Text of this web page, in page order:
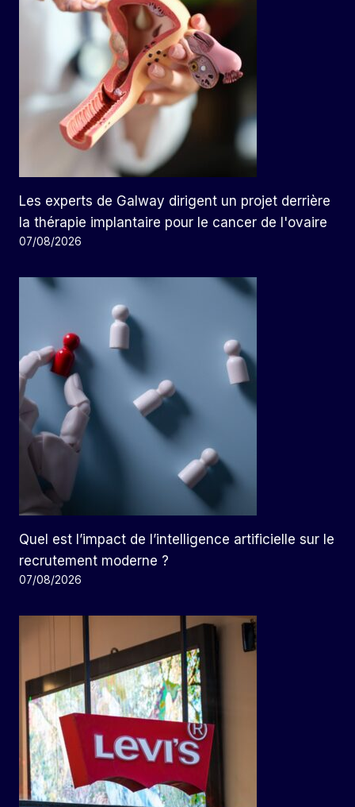
Les experts de Galway dirigent un projet derrière
la thérapie implantaire pour le cancer de l'ovaire
07/08/2026
Quel est l’impact de l’intelligence artificielle sur le
recrutement moderne ?
07/08/2026